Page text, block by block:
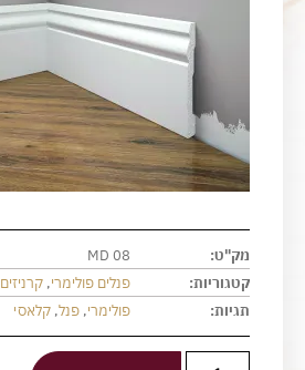
מק"ט:
MD 08
קטגוריות:
פנלים פולימרי, קרניזים
תגיות:
פולימרי, פנל, קלאסי